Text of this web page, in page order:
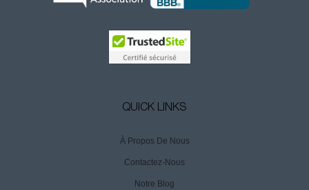
QUICK LINKS
À Propos De Nous
Contactez-Nous
Notre Blog